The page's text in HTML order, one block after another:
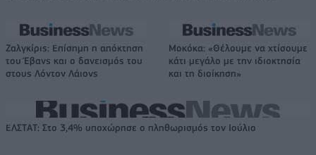
Ζαλγκίρις: Επίσημη η απόκτηση
του Έβανς και ο δανεισμός του
στους Λόντον Λάιονς
Μοκόκα: «Θέλουμε να χτίσουμε
κάτι μεγάλο με την ιδιοκτησία
και τη διοίκηση»
ΕΛΣΤΑΤ: Στο 3,4% υποχώρησε ο πληθωρισμός τον Ιούλιο